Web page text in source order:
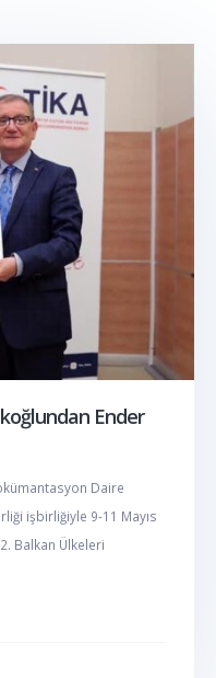
Ender
Daire
işbirliğiyle 9-11 Mayıs
Balkan Ülkeleri